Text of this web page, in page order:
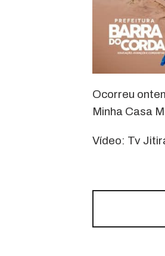
Ocorreu
Minha Casa
Vídeo: Tv